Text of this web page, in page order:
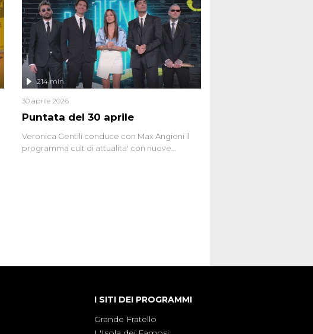
complottismo che negli ultimi anni hanno
invaso social network, talk show, piazze digitali
e immaginario collettivo.
Puntata del 30 aprile
214 min
30 aprile 2026
Veronica Gentili conduce con Max Angioni il
programma cult di attualita' con nuove
I SITI DEI PROGRAMMI
Grande Fratello